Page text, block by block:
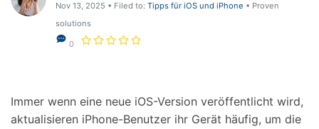
Suchen
Nov 13, 2025 • Filed to: Tipps für iOS und iPhone • Proven
solutions
0
Immer wenn eine neue iOS-Version veröffentlicht wird,
aktualisieren iPhone-Benutzer ihr Gerät häufig, um die